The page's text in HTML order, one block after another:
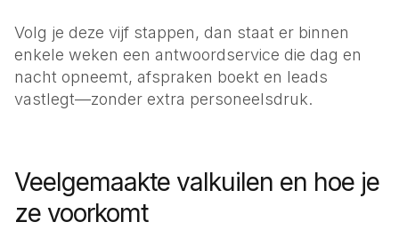
Volg je deze vijf stappen, dan staat er binnen
enkele weken een antwoordservice die dag en
nacht opneemt, afspraken boekt en leads
vastlegt—zonder extra personeelsdruk.
Veelgemaakte valkuilen en hoe je
ze voorkomt